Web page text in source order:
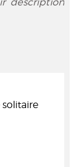
solitaire